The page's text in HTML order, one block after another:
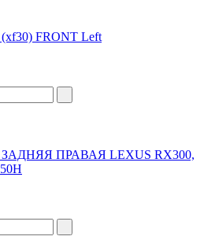
(xf30) FRONT Left
ПРАВАЯ LEXUS RX300,